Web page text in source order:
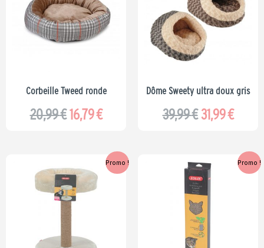
Corbeille Tweed ronde
20,99€
initial
était :
20,99 €.
16,79€
actuel
est :
Dôme Sweety ultra doux gris
39,99€
initial
était :
39,99 €.
31,99€
est :
Promo !
prix
initial
était :
19,99 €.
Le
Promo !
Le
prix
initial
était :
4,79 €.
Le